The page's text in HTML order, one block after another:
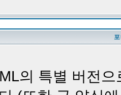
의 특별 버전